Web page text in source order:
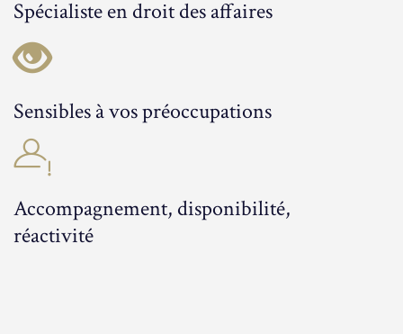
Spécialiste en droit des affaires
Sensibles à vos préoccupations
Accompagnement, disponibilité,
réactivité